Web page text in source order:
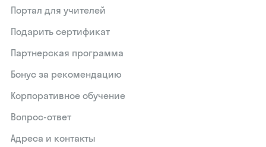
Портал для учителей
Подарить сертификат
Партнерская программа
Бонус за рекомендацию
Корпоративное обучение
Вопрос-ответ
Адреса и контакты